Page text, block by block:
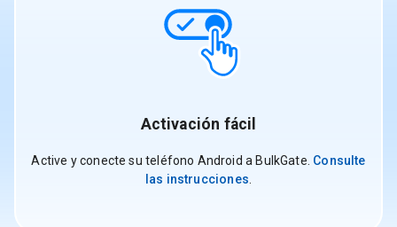
Activación fácil
Active y conecte su teléfono Android a BulkGate. Consulte
las instrucciones